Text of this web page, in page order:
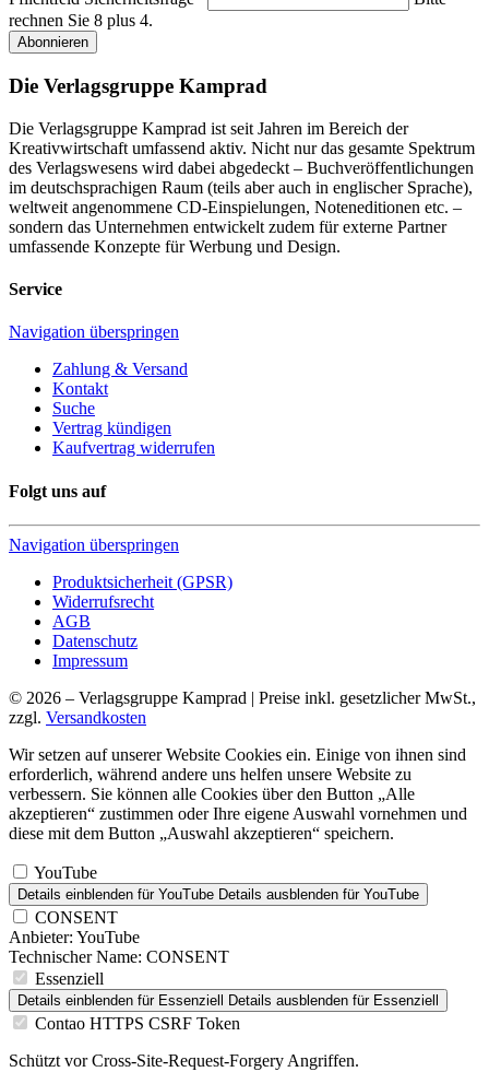
rechnen Sie 8 plus 4.
Abonnieren
Die Verlagsgruppe Kamprad
Die Verlagsgruppe Kamprad ist seit Jahren im Bereich der
Kreativwirtschaft umfassend aktiv. Nicht nur das gesamte Spektrum
des Verlagswesens wird dabei abgedeckt – Buchveröffentlichungen
im deutschsprachigen Raum (teils aber auch in englischer Sprache),
weltweit angenommene CD-Einspielungen, Noteneditionen etc. –
sondern das Unternehmen entwickelt zudem für externe Partner
umfassende Konzepte für Werbung und Design.
Service
Navigation überspringen
Zahlung & Versand
Kontakt
Suche
Vertrag kündigen
Kaufvertrag widerrufen
Folgt uns auf
Navigation überspringen
Produktsicherheit (GPSR)
Widerrufsrecht
AGB
Datenschutz
Impressum
© 2026 – Verlagsgruppe Kamprad | Preise inkl. gesetzlicher MwSt.,
zzgl. Versandkosten
Wir setzen auf unserer Website Cookies ein. Einige von ihnen sind
erforderlich, während andere uns helfen unsere Website zu
verbessern. Sie können alle Cookies über den Button „Alle
akzeptieren“ zustimmen oder Ihre eigene Auswahl vornehmen und
diese mit dem Button „Auswahl akzeptieren“ speichern.
YouTube
Details einblenden für YouTube Details ausblenden für YouTube
CONSENT
Anbieter: YouTube
Technischer Name: CONSENT
Essenziell
Details einblenden für Essenziell Details ausblenden für Essenziell
Contao HTTPS CSRF Token
Schützt vor Cross-Site-Request-Forgery Angriffen.